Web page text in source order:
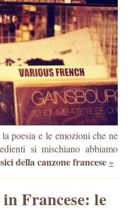
la poesia e le emozioni che ne
si mischiano abbiamo
della canzone francese »
Francese: le